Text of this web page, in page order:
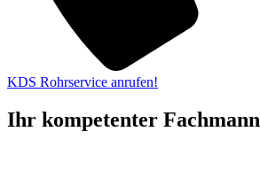
KDS Rohrservice anrufen!
Ihr kompetenter Fachmann